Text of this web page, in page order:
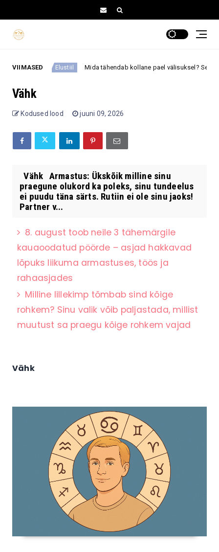
VIIMASEDElustiil Mida tähendab kollane pael välisuksel? See väike
Vähk
Kodused lood juuni 09, 2026
Vähk Armastus: Ükskõik milline sinu
praegune olukord ka poleks, sinu tundeelus
ei puudu täna särts. Rutiin ei ole sinu jaoks!
Partner v...
8. august toob neile 3 tähemärgile
kauaoodatud pöörde – asjad hakkavad
lõpuks liikuma armastuses, töös ja
rahaasjades
Milline lillekimp tõmbab sind kõige
rohkem? Sinu valik võib paljastada, millist
muutust sa praegu kõige rohkem vajad
Vähk